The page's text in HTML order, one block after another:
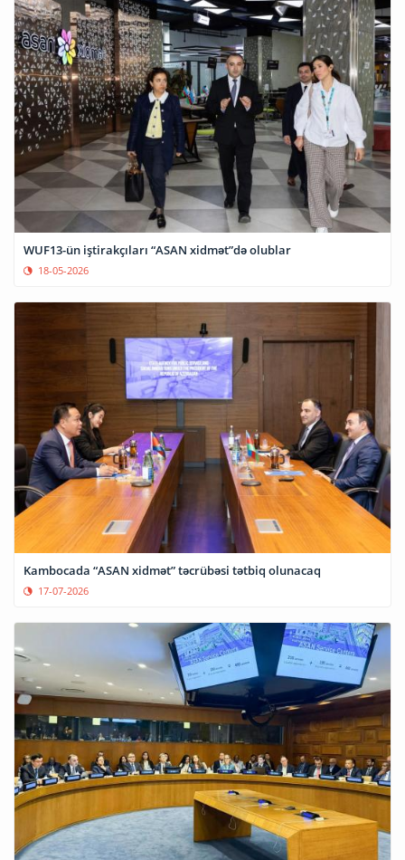
WUF13-ün iştirakçıları “ASAN xidmət”də olublar
18-05-2026
Kambocada “ASAN xidmət” təcrübəsi tətbiq olunacaq
17-07-2026